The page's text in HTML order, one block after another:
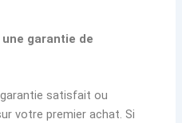
garantie de
satisfait ou
votre premier achat. Si